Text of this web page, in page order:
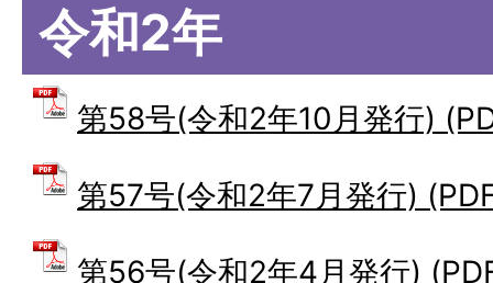
令和2年
第58号(令和2年10月発行)
第57号(令和2年7月発行)
第56号(令和2年4月発行)